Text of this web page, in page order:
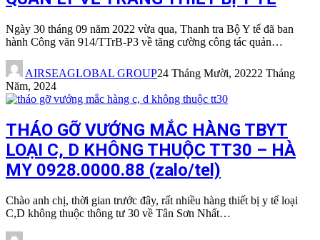
Ngày 30 tháng 09 năm 2022 vừa qua, Thanh tra Bộ Y tế đã ban
hành Công văn 914/TTrB-P3 về tăng cường công tác quản…
AIRSEAGLOBAL GROUP24 Tháng Mười, 20222 Tháng
Năm, 2024
THÁO GỠ VƯỚNG MẮC HÀNG TBYT
LOẠI C, D KHÔNG THUỘC TT30 – HÀ
MY 0928.0000.88 (zalo/tel)
Chào anh chị, thời gian trước đây, rất nhiều hàng thiết bị y tế loại
C,D không thuộc thông tư 30 về Tân Sơn Nhất…